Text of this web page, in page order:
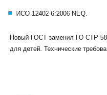
ИСО 12402-6:2006 NEQ.
Новый ГОСТ заменил ГО СТР
для детей. Технические